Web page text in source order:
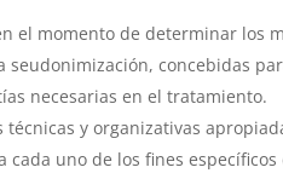
el momento de determinar los
concebidas
necesarias en el tratamiento.
y organizativas
uno de los fines